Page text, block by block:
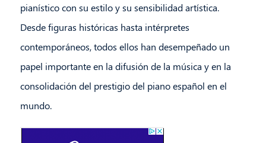
pianístico con su estilo y su sensibilidad artística.
Desde figuras históricas hasta intérpretes
contemporáneos, todos ellos han desempeñado un
papel importante en la difusión de la música y en la
consolidación del prestigio del piano español en el
mundo.